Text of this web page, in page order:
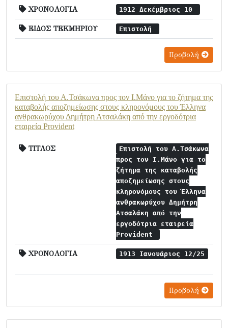
ΧΡΟΝΟΛΟΓΙΑ 1912 Δεκέμβριος 10
ΕΙΔΟΣ ΤΕΚΜΗΡΙΟΥ Επιστολή
Προβολή
Επιστολή του Α.Τσάκωνα προς τον Ι.Μάνο για το ζήτημα της
καταβολής αποζημείωσης στους κληρονόμους του Έλληνα
ανθρακωρύχου Δημήτρη Ατσαλάκη από την εργοδότρια
εταιρεία Provident
ΤΙΤΛΟΣ
Επιστολή του Α.Τσάκωνα
προς τον Ι.Μάνο για το
ζήτημα της καταβολής
αποζημείωσης στους
κληρονόμους του Έλληνα
ανθρακωρύχου Δημήτρη
Ατσαλάκη από την
εργοδότρια εταιρεία
Provident
ΧΡΟΝΟΛΟΓΙΑ 1913 Ιανουάριος 12/25
Προβολή